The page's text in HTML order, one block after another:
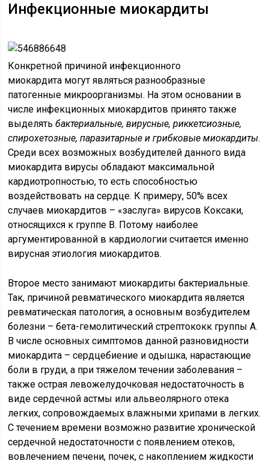
Инфекционные миокардиты
Конкретной причиной инфекционного
миокардита могут являться разнообразные
патогенные микроорганизмы. На этом основании в
числе инфекционных миокардитов принято также
выделятьбактериальные, вирусные, риккетсиозные,
спирохетозные, паразитарные и грибковые миокардиты.
Среди всех возможных возбудителей данного вида
миокардита вирусы обладают максимальной
кардиотропностью, то есть способностью
воздействовать на сердце. К примеру, 50% всех
случаев миокардитов – «заслуга» вирусов Коксаки,
относящихся к группе В. Потому наиболее
аргументированной в кардиологии считается именно
вирусная этиология миокардитов.
Второе место занимают миокардиты бактериальные.
Так, причиной ревматического миокардита является
ревматическая патология, а основным возбудителем
болезни – бета-гемолитический стрептококк группы А.
В числе основных симптомов данной разновидности
миокардита – сердцебиение и одышка, нарастающие
боли в груди, а при тяжелом течении заболевания –
также острая левожелудочковая недостаточность в
виде сердечной астмы или альвеолярного отека
легких, сопровождаемых влажными хрипами в легких.
С течением времени возможно развитие хронической
сердечной недостаточности с появлением отеков,
вовлечением печени, почек, с накоплением жидкости